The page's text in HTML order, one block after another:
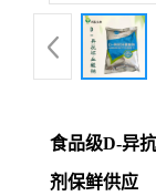
食品级D-异
剂保鲜供应